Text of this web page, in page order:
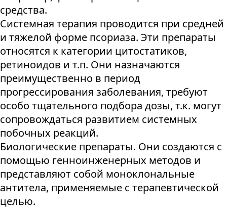
средства.
Системная терапия проводится при средней
и тяжелой форме псориаза. Эти препараты
относятся к категории цитостатиков,
ретиноидов и т.п. Они назначаются
преимущественно в период
прогрессирования заболевания, требуют
особо тщательного подбора дозы, т.к. могут
сопровождаться развитием системных
побочных реакций.
Биологические препараты. Они создаются с
помощью генноинженерных методов и
представляют собой моноклональные
антитела, применяемые с терапевтической
целью.